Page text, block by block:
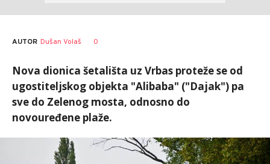
AUTOR Dušan Volaš 0
Nova dionica šetališta uz Vrbas proteže se od
ugostiteljskog objekta "Alibaba" ("Dajak") pa
sve do Zelenog mosta, odnosno do
novouređene plaže.